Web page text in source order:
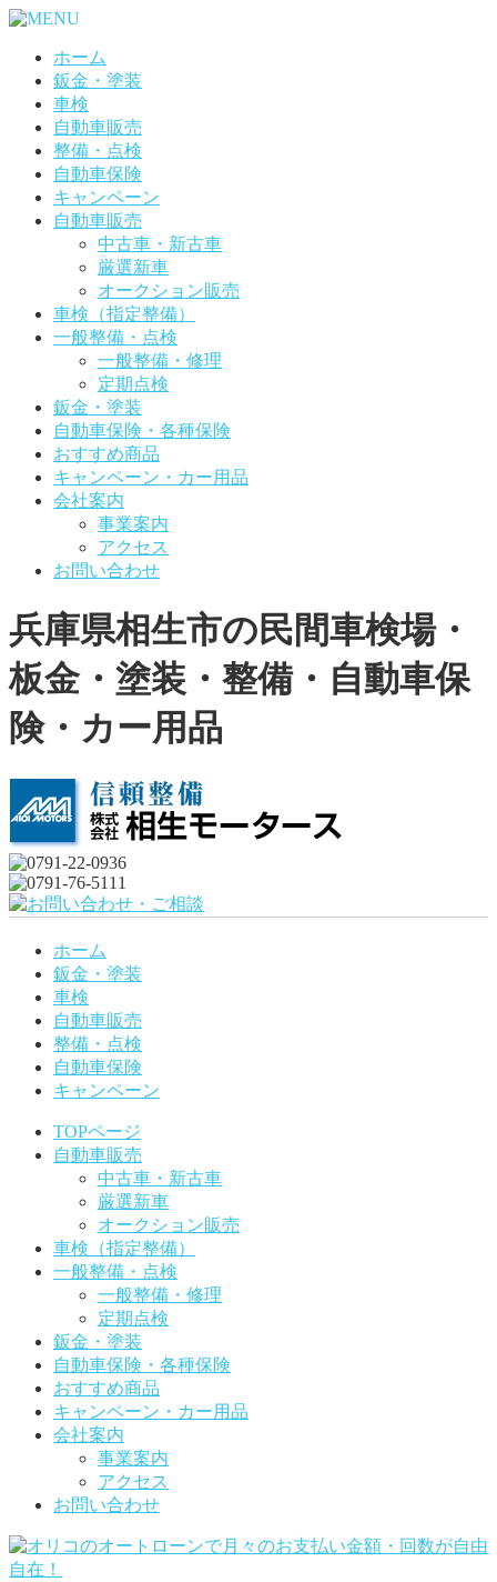
ホーム
鈑金・塗装
車検
自動車販売
整備・点検
自動車保険
キャンペーン
自動車販売
中古車・新古車
厳選新車
オークション販売
車検（指定整備）
一般整備・点検
一般整備・修理
定期点検
鈑金・塗装
自動車保険・各種保険
おすすめ商品
キャンペーン・カー用品
会社案内
事業案内
アクセス
お問い合わせ
兵庫県相生市の民間車検場・
板金・塗装・整備・自動車保
険・カー用品
ホーム
鈑金・塗装
車検
自動車販売
整備・点検
自動車保険
キャンペーン
TOPページ
自動車販売
中古車・新古車
厳選新車
オークション販売
車検（指定整備）
一般整備・点検
一般整備・修理
定期点検
鈑金・塗装
自動車保険・各種保険
おすすめ商品
キャンペーン・カー用品
会社案内
事業案内
アクセス
お問い合わせ